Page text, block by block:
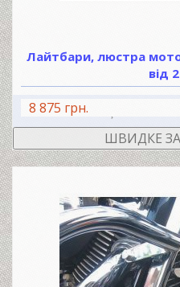
Лайтбари, люстра
від
8 875 грн.
ШВИДКЕ